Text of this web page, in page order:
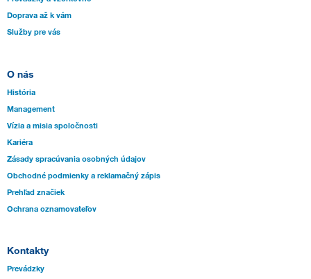
Doprava až k vám
Služby pre vás
O nás
História
Management
Vízia a misia spoločnosti
Kariéra
Zásady spracúvania osobných údajov
Obchodné podmienky a reklamačný zápis
Prehľad značiek
Ochrana oznamovateľov
Kontakty
Prevádzky